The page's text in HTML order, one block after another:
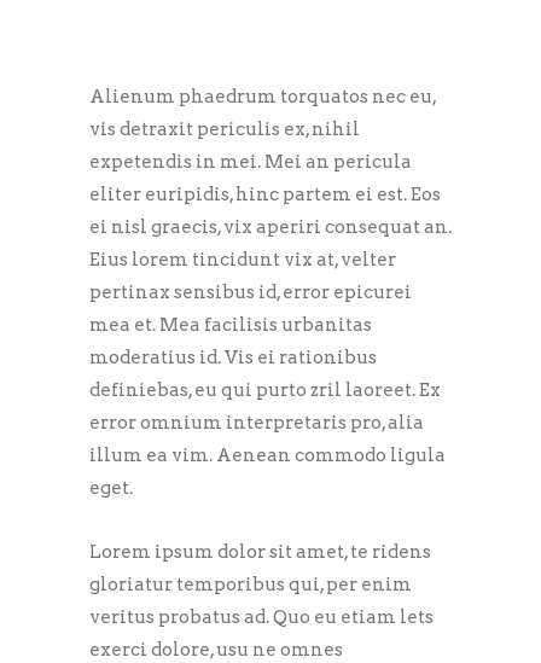
Alienum phaedrum torquatos nec eu,
vis detraxit periculis ex, nihil
expetendis in mei. Mei an pericula
eliter euripidis, hinc partem ei est. Eos
ei nisl graecis, vix aperiri consequat an.
Eius lorem tincidunt vix at, velter
pertinax sensibus id, error epicurei
mea et. Mea facilisis urbanitas
moderatius id. Vis ei rationibus
definiebas, eu qui purto zril laoreet. Ex
error omnium interpretaris pro, alia
illum ea vim. Aenean commodo ligula
eget.
Lorem ipsum dolor sit amet, te ridens
gloriatur temporibus qui, per enim
veritus probatus ad. Quo eu etiam lets
exerci dolore, usu ne omnes